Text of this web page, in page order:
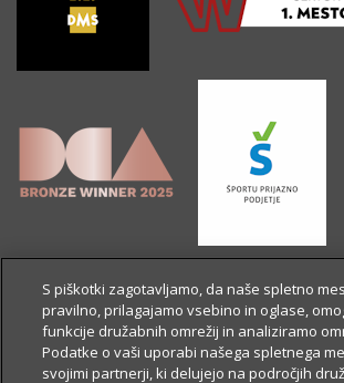
S piškotki zagotavljamo, da naše spletno
pravilno, prilagajamo vsebino in oglase,
funkcije družabnih omrežij in analiziramo
Podatke o vaši uporabi našega spletnega
svojimi partnerji, ki delujejo na področjih